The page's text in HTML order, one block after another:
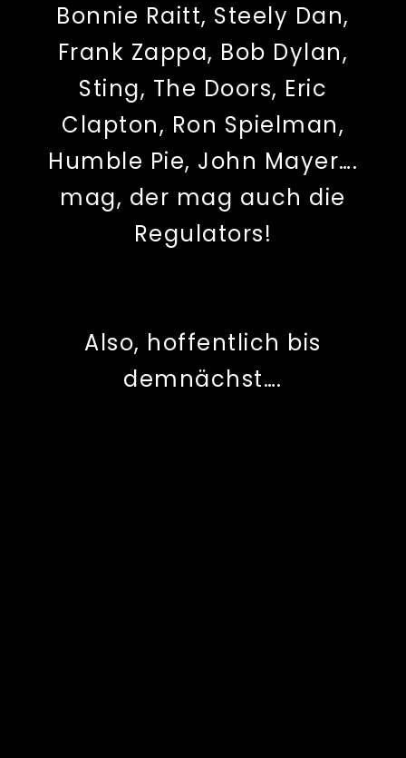
Bonnie Raitt, Steely Dan,
Frank Zappa, Bob Dylan,
Sting, The Doors, Eric
Clapton, Ron Spielman,
Humble Pie, John Mayer….
mag, der mag auch die
Regulators!
Also, hoffentlich bis
demnächst….